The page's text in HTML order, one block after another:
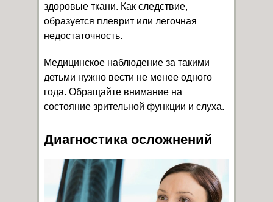
здоровые ткани. Как следствие,
образуется плеврит или легочная
недостаточность.
Медицинское наблюдение за такими
детьми нужно вести не менее одного
года. Обращайте внимание на
состояние зрительной функции и слуха.
Диагностика осложнений